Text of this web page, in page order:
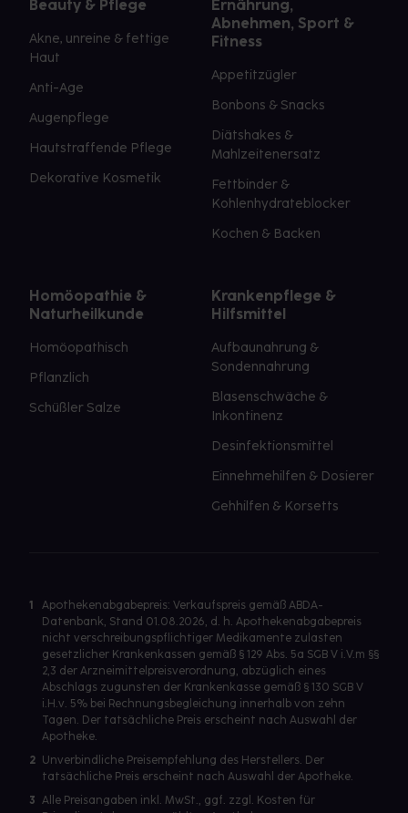
Beauty & Pflege
Akne, unreine & fettige
Haut
Anti-Age
Augenpflege
Hautstraffende Pflege
Dekorative Kosmetik
Ernährung,
Abnehmen, Sport &
Fitness
Appetitzügler
Bonbons & Snacks
Diätshakes &
Mahlzeitenersatz
Fettbinder &
Kohlenhydrateblocker
Kochen & Backen
Homöopathie &
Naturheilkunde
Homöopathisch
Pflanzlich
Schüßler Salze
Krankenpflege &
Hilfsmittel
Aufbaunahrung &
Sondennahrung
Blasenschwäche &
Inkontinenz
Desinfektionsmittel
Einnehmehilfen & Dosierer
Gehhilfen & Korsetts
1
Apothekenabgabepreis: Verkaufspreis gemäß ABDA-
Datenbank, Stand 01.08.2026, d. h. Apothekenabgabepreis
nicht verschreibungspflichtiger Medikamente zulasten
gesetzlicher Krankenkassen gemäß § 129 Abs. 5a SGB V i.V.m §§
2,3 der Arzneimittelpreisverordnung, abzüglich eines
Abschlags zugunsten der Krankenkasse gemäß § 130 SGB V
i.H.v. 5% bei Rechnungsbegleichung innerhalb von zehn
Tagen. Der tatsächliche Preis erscheint nach Auswahl der
Apotheke.
2 Unverbindliche Preisempfehlung des Herstellers. Der
tatsächliche Preis erscheint nach Auswahl der Apotheke.
3 Alle Preisangaben inkl. MwSt., ggf. zzgl. Kosten für